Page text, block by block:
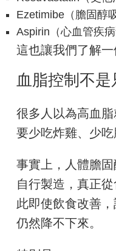
Ezetimibe（膽固醇
Aspirin（心血管疾病
這也讓我們了解一
血脂控制不
很多人以為高血
要少吃炸雞、少吃
事實上，人體膽
自行製造，真正
此即使飲食改善
仍然降不下來。